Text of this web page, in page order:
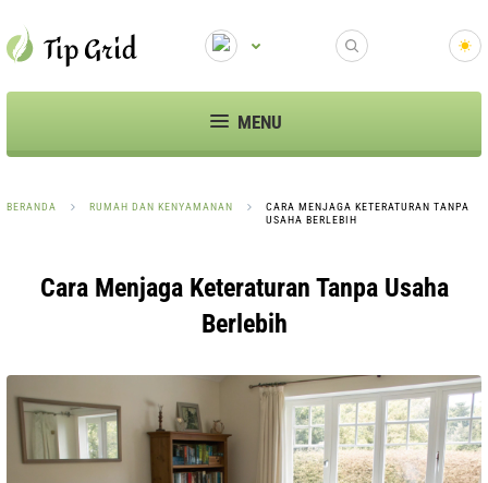
MENU
BERANDA RUMAH DAN KENYAMANAN
CARA MENJAGA KETERATURAN TANPA
USAHA BERLEBIH
Cara Menjaga Keteraturan Tanpa Usaha
Berlebih